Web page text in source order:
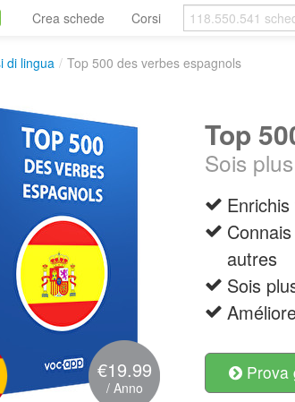
Crea schede Corsi
di lingua / Top 500 des verbes espagnols
€19.99
/ Anno
Top
Sois
autres
Sois
Prova